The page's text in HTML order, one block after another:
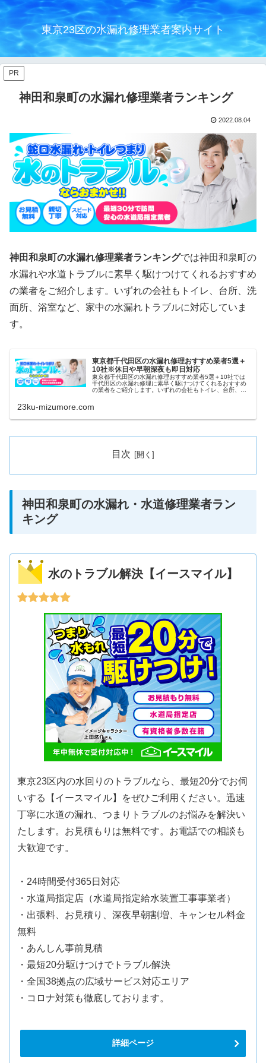
東京23区の水漏れ修理業者案内サイト
PR
神田和泉町の水漏れ修理業者ランキング
2022.08.04
神田和泉町の水漏れ修理業者ランキングでは神田和泉町の
水漏れや水道トラブルに素早く駆けつけてくれるおすすめ
の業者をご紹介します。いずれの会社もトイレ、台所、洗
面所、浴室など、家中の水漏れトラブルに対応していま
す。
東京都千代田区の水漏れ修理おすすめ業者5選＋
10社※休日や早朝深夜も即日対応
東京都千代田区の水漏れ修理おすすめ業者5選＋10社では
千代田区の水漏れ修理に素早く駆けつけてくれるおすすめ
の業者をご紹介します。いずれの会社もトイレ、台所、洗
ころを厳選していますので、困ったときにすぐ連絡してく
23ku-mizumore.com
目次
神田和泉町の水漏れ・水道修理業者ラン
キング
水のトラブル解決【イースマイル】
東京23区内の水回りのトラブルなら、最短20分でお伺
いする【イースマイル】をぜひご利用ください。迅速
丁寧に水道の漏れ、つまりトラブルのお悩みを解決い
たします。お見積もりは無料です。お電話での相談も
大歓迎です。
・24時間受付365日対応
・水道局指定店（水道局指定給水装置工事事業者）
・出張料、お見積り、深夜早朝割増、キャンセル料金
無料
・あんしん事前見積
・最短20分駆けつけでトラブル解決
・全国38拠点の広域サービス対応エリア
・コロナ対策も徹底しております。
詳細ページ